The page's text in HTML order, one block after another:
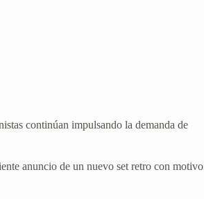
continúan impulsando la demanda de
anuncio de un nuevo set retro con motivo